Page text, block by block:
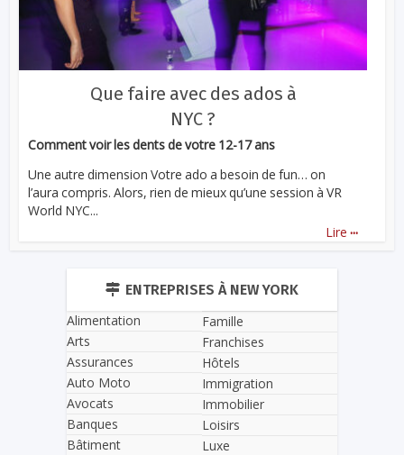
Que faire avec des ados à
NYC ?
Comment voir les dents de votre 12-17 ans
Une autre dimension Votre ado a besoin de fun… on
l’aura compris. Alors, rien de mieux qu’une session à VR
World NYC...
Lire ...
ENTREPRISES À NEW YORK
Alimentation
Arts
Assurances
Auto Moto
Avocats
Banques
Bâtiment
Famille
Franchises
Hôtels
Immigration
Immobilier
Loisirs
Luxe